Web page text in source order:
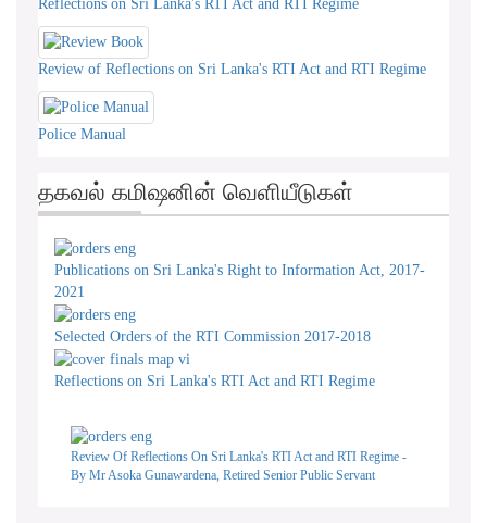
Reflections on Sri Lanka's RTI Act and RTI Regime
Review of Reflections on Sri Lanka's RTI Act and RTI Regime
Police Manual
தகவல் கமிஷனின் வெளியீடுகள்
Publications on Sri Lanka's Right to Information Act, 2017-
2021
Selected Orders of the RTI Commission 2017-2018
Reflections on Sri Lanka's RTI Act and RTI Regime
Review Of Reflections On Sri Lanka's RTI Act and RTI Regime -
By Mr Asoka Gunawardena, Retired Senior Public Servant